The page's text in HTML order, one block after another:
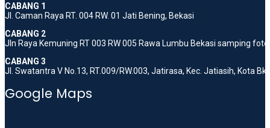
CABANG 1
Jl. Caman Raya RT. 004 RW. 01 Jati Bening, Bekasi
CABANG 2
Jln Raya Kemuning RT 003 RW 005 Rawa Lumbu Bekasi samping
CABANG 3
Jl. Swatantra V No.13, RT.009/RW.003, Jatirasa, Kec. Jatiasih, Kota
Google Maps